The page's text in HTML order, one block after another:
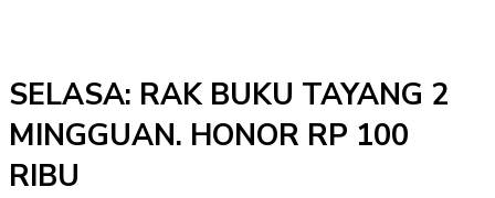
SELASA: RAK BUKU TAYANG 2
MINGGUAN. HONOR RP 100
RIBU